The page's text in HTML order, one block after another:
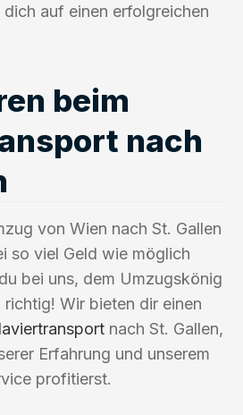
auf einen erfolgreichen
beim
nach
von Wien nach St. Gallen
so viel Geld wie möglich
bei uns, dem Umzugskönig
richtig! Wir bieten dir einen
nach St. Gallen,
Erfahrung und unserem
profitierst.